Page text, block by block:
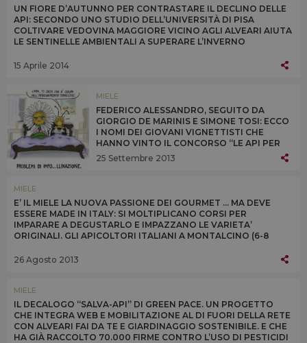
UN FIORE D’AUTUNNO PER CONTRASTARE IL DECLINO DELLE
API: SECONDO UNO STUDIO DELL’UNIVERSITÀ DI PISA
COLTIVARE VEDOVINA MAGGIORE VICINO AGLI ALVEARI AIUTA
LE SENTINELLE AMBIENTALI A SUPERARE L’INVERNO
15 Aprile 2014
MIELE
FEDERICO ALESSANDRO, SEGUITO DA
GIORGIO DE MARINIS E SIMONE TOSI: ECCO
I NOMI DEI GIOVANI VIGNETTISTI CHE
HANNO VINTO IL CONCORSO “LE API PER
UN’AGRICOLTURA DUREVOLE” DI UNAAPI,
CONAPI E AAPI E PATROCINATO DA SLOW
25 Settembre 2013
MIELE
E’ IL MIELE LA NUOVA PASSIONE DEI GOURMET ... MA DEVE
ESSERE MADE IN ITALY: SI MOLTIPLICANO CORSI PER
IMPARARE A DEGUSTARLO E IMPAZZANO LE VARIETA’
ORIGINALI. GLI APICOLTORI ITALIANI A MONTALCINO (6-8
26 Agosto 2013
MIELE
IL DECALOGO “SALVA-API” DI GREEN PACE. UN PROGETTO
CHE INTEGRA WEB E MOBILITAZIONE AL DI FUORI DELLA RETE
CON ALVEARI FAI DA TE E GIARDINAGGIO SOSTENIBILE. E CHE
HA GIÀ RACCOLTO 70.000 FIRME CONTRO L’USO DI PESTICIDI